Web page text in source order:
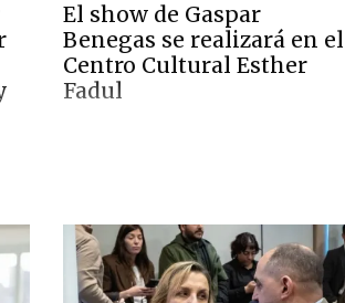
El show de Gaspar
Benegas se realizará en el
Centro Cultural Esther
Fadul